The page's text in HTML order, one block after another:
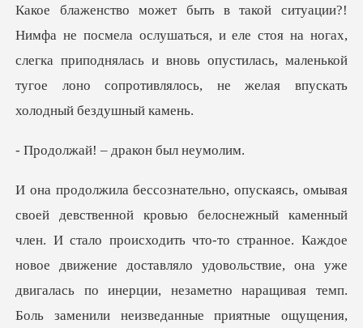
ся, и еле стоя на ногах,
слегка приподнялась и вновь опустилась, маленьк
! – дракон
ло происходить что-то странное. Каждое
новое движение доставляло удовольствие, она уже
двигалась по инерции,